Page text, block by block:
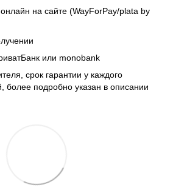
на сайте (WayForPay/plata by
или monobank
срок гарантии у каждого
более подробно указан в описании